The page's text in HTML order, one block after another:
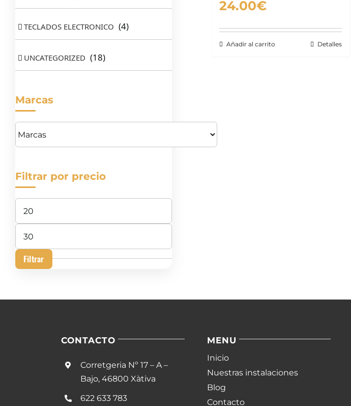
24.00€
Añadir al carrito Detalles
TECLADOS ELECTRONICO (4)
UNCATEGORIZED (18)
Marcas
Filtrar por precio
Precio
mínimo
Precio
máximo
Filtrar
CONTACTO
Corretgeria Nº 17 – A –
Bajo, 46800 Xàtiva
622 633 783
MENU
Inicio
Nuestras instalaciones
Blog
Contacto